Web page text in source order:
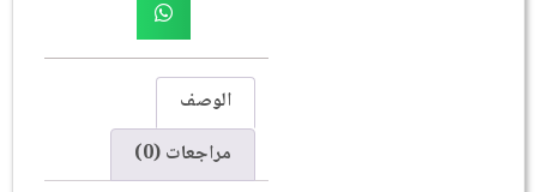
الوصف
مراجعات (0)